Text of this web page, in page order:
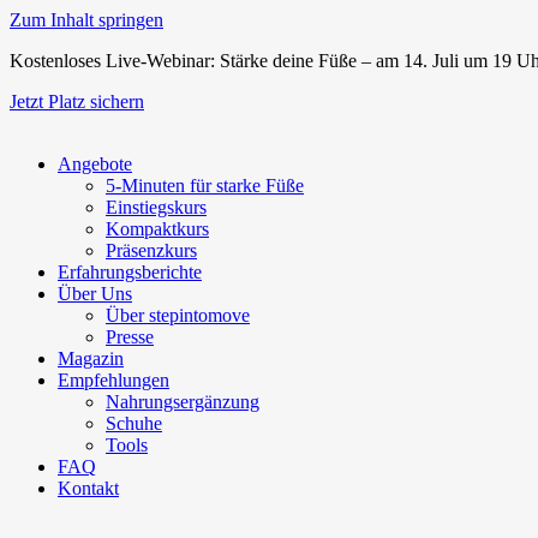
Zum Inhalt springen
Kostenloses Live-Webinar: Stärke deine Füße – am 14. Juli um 19
Jetzt Platz sichern
Angebote
5-Minuten für starke Füße
Einstiegskurs
Kompaktkurs
Präsenzkurs
Erfahrungsberichte
Über Uns
Über stepintomove
Presse
Magazin
Empfehlungen
Nahrungsergänzung
Schuhe
Tools
FAQ
Kontakt